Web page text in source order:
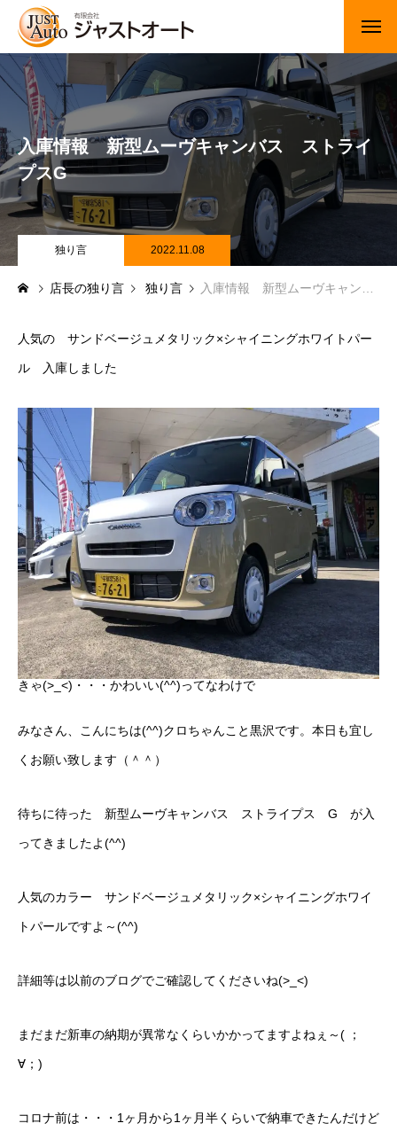
トップページ
新車
中古車・未使用車
JUジャナイト在庫情報
Gooネット在庫情報
カーセンサー在庫情報
車検・定期点検
ボディコーティング・艶出し・磨き
部品の取り付け
各種作業料金
おすすめ
ボディコーティング・艶出し・磨き
部品の取り付け
オイル交換
独自の買取査定
カーリースとは？
会社案内
会社概要
入庫情報 新型ムーヴキャンバス ストライ
プスG
独り言 2022.11.08
店長の独り言 独り言 入庫情報 新型ムーヴキャンバス ストライプスG
人気の サンドベージュメタリック×シャイニングホワイトパー
ル 入庫しました
きゃ(>_<)・・・かわいい(^^)ってなわけで
みなさん、こんにちは(^^)クロちゃんこと黒沢です。本日も宜し
くお願い致します（＾＾）
待ちに待った 新型ムーヴキャンバス ストライプス G が入
ってきましたよ(^^)
人気のカラー サンドベージュメタリック×シャイニングホワイ
トパールですよ～(^^)
詳細等は以前のブログでご確認してくださいね(>_<)
まだまだ新車の納期が異常なくらいかかってますよねぇ～( ；
∀；)
コロナ前は・・・1ヶ月から1ヶ月半くらいで納車できたんだけど